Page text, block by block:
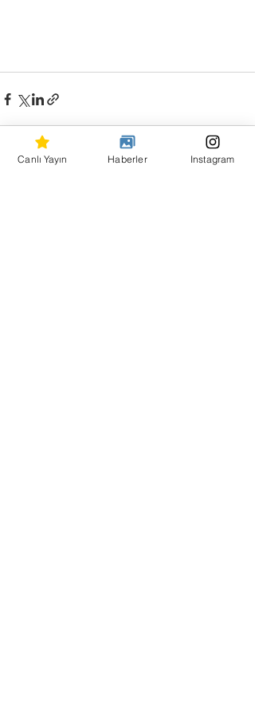
Canlı Yayın Haberler Instagram